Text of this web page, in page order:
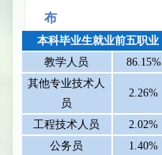
布
本科毕业生就业前五职业
教学人员
86.15%
其他专业技术人
员
2.26%
工程技术人员 2.02%
公务员
1.40%